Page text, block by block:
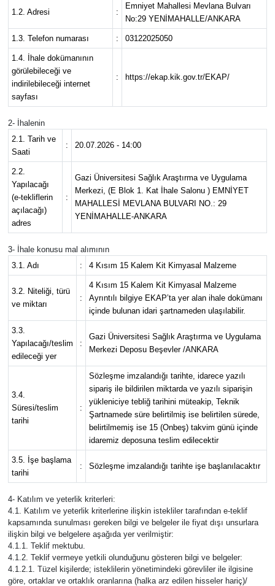
1.2. Adresi :
Emniyet Mahallesi Mevlana Bulvarı
No:29 YENİMAHALLE/ANKARA
1.3. Telefon numarası : 03122025050
1.4. İhale dokümanının
görülebileceği ve
indirilebileceği internet
sayfası
: https://ekap.kik.gov.tr/EKAP/
2- İhalenin
2.1. Tarih ve
Saati
: 20.07.2026 - 14:00
2.2.
Yapılacağı
(e-tekliflerin
açılacağı)
adres
:
Gazi Üniversitesi Sağlık Araştırma ve Uygulama
Merkezi, (E Blok 1. Kat İhale Salonu ) EMNİYET
MAHALLESİ MEVLANA BULVARI NO.: 29
YENİMAHALLE-ANKARA
3- İhale konusu mal alımının
3.1. Adı
: 4 Kısım 15 Kalem Kit Kimyasal Malzeme
3.2. Niteliği, türü
ve miktarı
:
4 Kısım 15 Kalem Kit Kimyasal Malzeme
Ayrıntılı bilgiye EKAP’ta yer alan ihale dokümanı
içinde bulunan idari şartnameden ulaşılabilir.
3.3.
Yapılacağı/teslim
edileceği yer
:
Gazi Üniversitesi Sağlık Araştırma ve Uygulama
Merkezi Deposu Beşevler /ANKARA
3.4.
Süresi/teslim
tarihi
:
Sözleşme imzalandığı tarihte, idarece yazılı
sipariş ile bildirilen miktarda ve yazılı siparişin
yükleniciye tebliğ tarihini müteakip, Teknik
Şartnamede süre belirtilmiş ise belirtilen sürede,
belirtilmemiş ise 15 (Onbeş) takvim günü içinde
idaremiz deposuna teslim edilecektir
3.5. İşe başlama
tarihi
: Sözleşme imzalandığı tarihte işe başlanılacaktır
4- Katılım ve yeterlik kriterleri:
4.1. Katılım ve yeterlik kriterlerine ilişkin istekliler tarafından e-teklif
kapsamında sunulması gereken bilgi ve belgeler ile fiyat dışı unsurlara
ilişkin bilgi ve belgelere aşağıda yer verilmiştir:
4.1.1. Teklif mektubu.
4.1.2. Teklif vermeye yetkili olunduğunu gösteren bilgi ve belgeler:
4.1.2.1. Tüzel kişilerde; isteklilerin yönetimindeki görevliler ile ilgisine
göre, ortaklar ve ortaklık oranlarına (halka arz edilen hisseler hariç)/
Burç Yorumları
Çocuk
Eğitim
Hava Durumu
Kadın
Kim kimdir?
Kültür Sanat
Sağlık
Siyaset
Teknoloji
Yaşam-Çevre